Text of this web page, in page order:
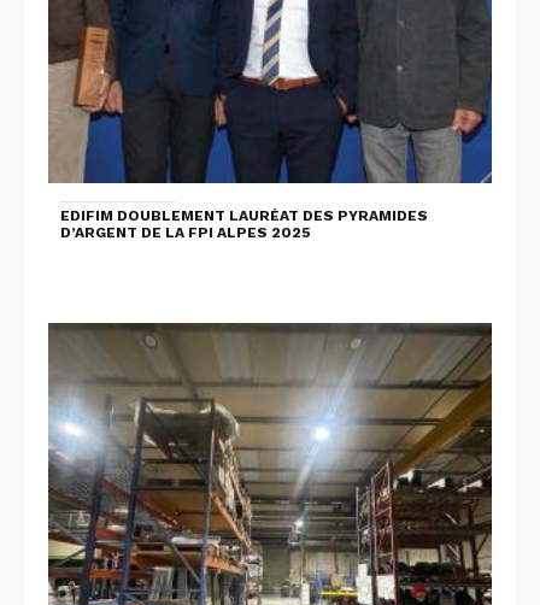
EDIFIM DOUBLEMENT LAURÉAT DES PYRAMIDES
D’ARGENT DE LA FPI ALPES 2025